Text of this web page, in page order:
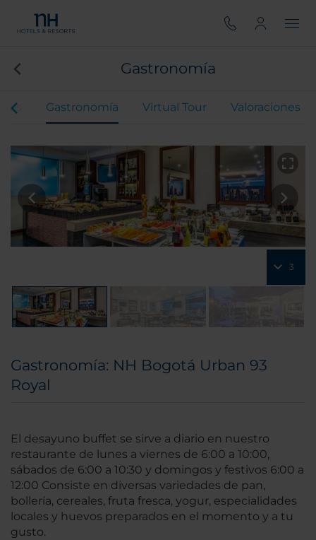
Gastronomía
Gastronomía Virtual Tour Valoraciones
3
Gastronomía: NH Bogotá Urban 93
Royal
El desayuno buffet se sirve a diario en nuestro
restaurante de lunes a viernes de 6:00 a 10:00,
sábados de 6:00 a 10:30 y domingos y festivos 6:00 a
12:00 Consiste en diversas variedades de pan,
bollería, cereales, fruta fresca, yogur, especialidades
locales y huevos preparados en el momento y a tu
gusto.